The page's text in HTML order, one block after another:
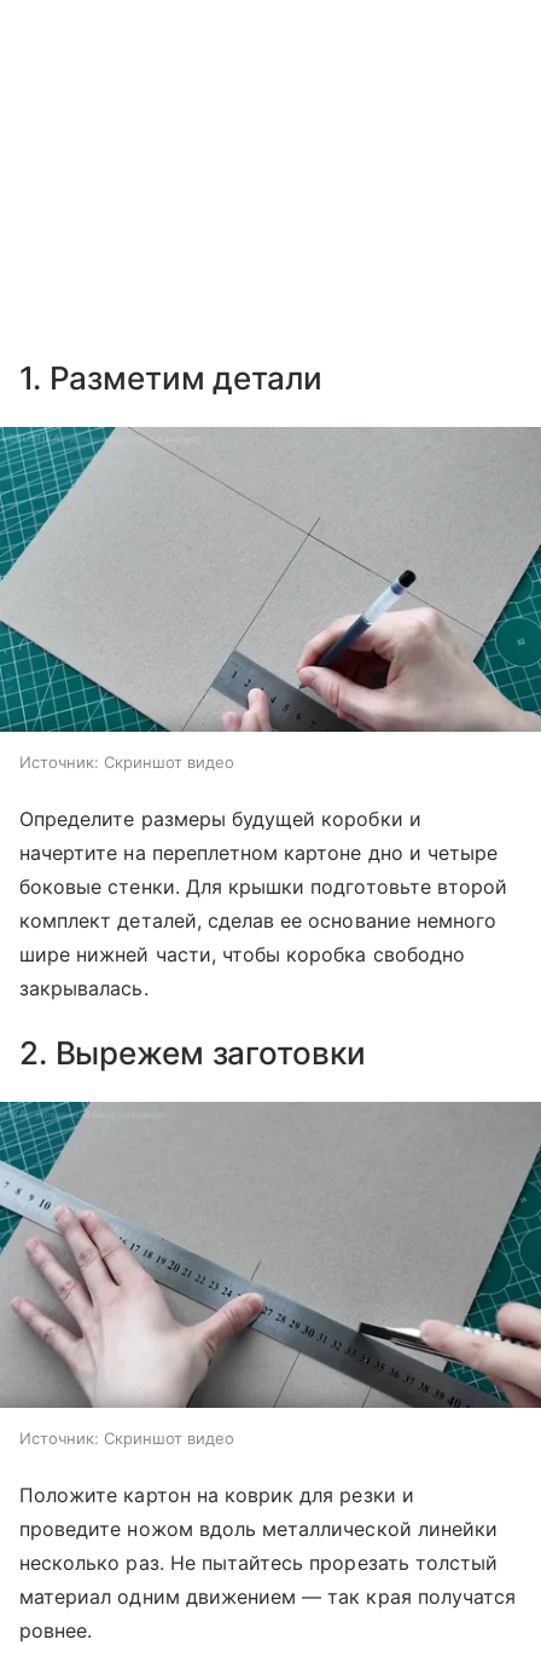
1. Разметим детали
Источник: Скриншот видео
Определите размеры будущей коробки и
начертите на переплетном картоне дно и четыре
боковые стенки. Для крышки подготовьте второй
комплект деталей, сделав ее основание немного
шире нижней части, чтобы коробка свободно
закрывалась.
2. Вырежем заготовки
Источник: Скриншот видео
Положите картон на коврик для резки и
проведите ножом вдоль металлической линейки
несколько раз. Не пытайтесь прорезать толстый
материал одним движением — так края получатся
ровнее.